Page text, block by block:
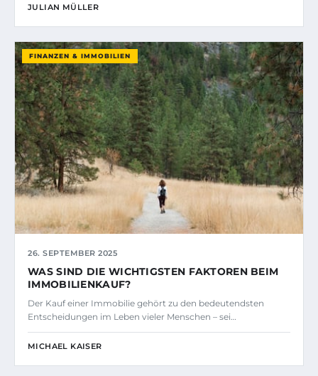
JULIAN MÜLLER
FINANZEN & IMMOBILIEN
26. SEPTEMBER 2025
WAS SIND DIE WICHTIGSTEN FAKTOREN BEIM
IMMOBILIENKAUF?
Der Kauf einer Immobilie gehört zu den bedeutendsten
Entscheidungen im Leben vieler Menschen – sei…
MICHAEL KAISER